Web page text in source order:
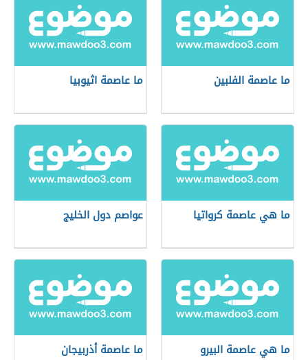
ما عاصمة الفلبين ما عاصمة اثيوبيا
ما هي عاصمة كرواتيا عواصم دول الخليج
ما هي عاصمة البيرو ما عاصمة أذربيجان